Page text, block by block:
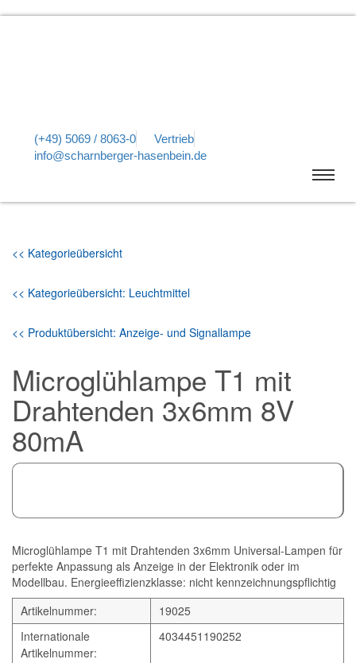
(+49) 5069 / 8063-0
Vertrieb
info@scharnberger-hasenbein.de
<< Kategorieübersicht
<< Kategorieübersicht: Leuchtmittel
<< Produktübersicht: Anzeige- und Signallampe
Microglühlampe T1 mit
Drahtenden 3x6mm 8V
80mA
Microglühlampe T1 mit Drahtenden 3x6mm Universal-Lampen für
perfekte Anpassung als Anzeige in der Elektronik oder im
Modellbau. Energieeffizienzklasse: nicht kennzeichnungspflichtig
Artikelnummer:
19025
Internationale
Artikelnummer:
4034451190252